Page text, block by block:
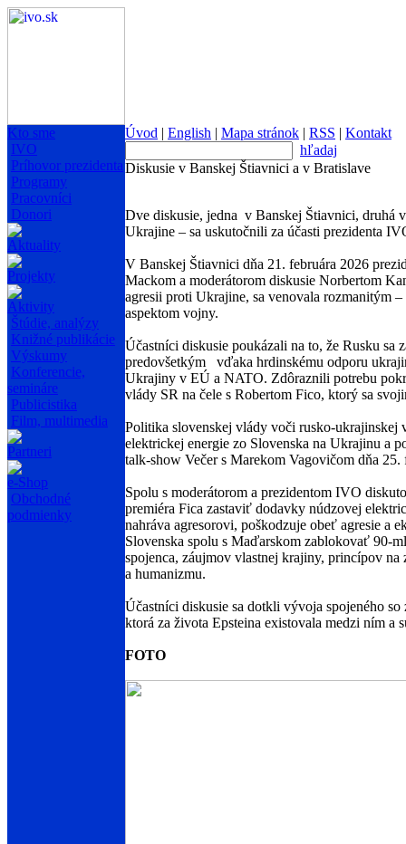
Kto sme
IVO
Príhovor prezidenta
Programy
Pracovníci
Donori
Aktuality
Projekty
Aktivity
Štúdie, analýzy
Knižné publikácie
Výskumy
Konferencie,
semináre
Publicistika
Film, multimedia
Partneri
e-Shop
Obchodné
podmienky
Úvod | English | Mapa stránok | RSS | Kontakt
hľadaj
Diskusie v Banskej Štiavnici a v Bratislave
Dve diskusie, jedna v Banskej Štiavnici, druhá
Ukrajine – sa uskutočnili za účasti prezidenta
V Banskej Štiavnici dňa 21. februára 2026
Mackom a moderátorom diskusie Norbertom
agresii proti Ukrajine, sa venovala rozmanitým
aspektom vojny.
Účastníci diskusie poukázali na to, že Rusku sa
predovšetkým vďaka hrdinskému odporu
Ukrajiny v EÚ a NATO. Zdôraznili potrebu
vlády SR na čele s Robertom Fico, ktorý sa
Politika slovenskej vlády voči rusko-ukrajinskej
elektrickej energie zo Slovenska na Ukrajinu a
talk-show Večer s Marekom Vagovičom dňa
Spolu s moderátorom a prezidentom IVO
premiéra Fica zastaviť dodavky núdzovej
nahráva agresorovi, poškodzuje obeť agresie a
Slovenska spolu s Maďarskom zablokovať 90-
spojenca, záujmov vlastnej krajiny, princípov
a humanizmu.
Účastníci diskusie sa dotkli vývoja spojeného
ktorá za života Epsteina existovala medzi ním a
FOTO